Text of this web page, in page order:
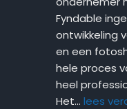
Fyndable
ontwikkeling
en een
hele proces
heel
Het... lees